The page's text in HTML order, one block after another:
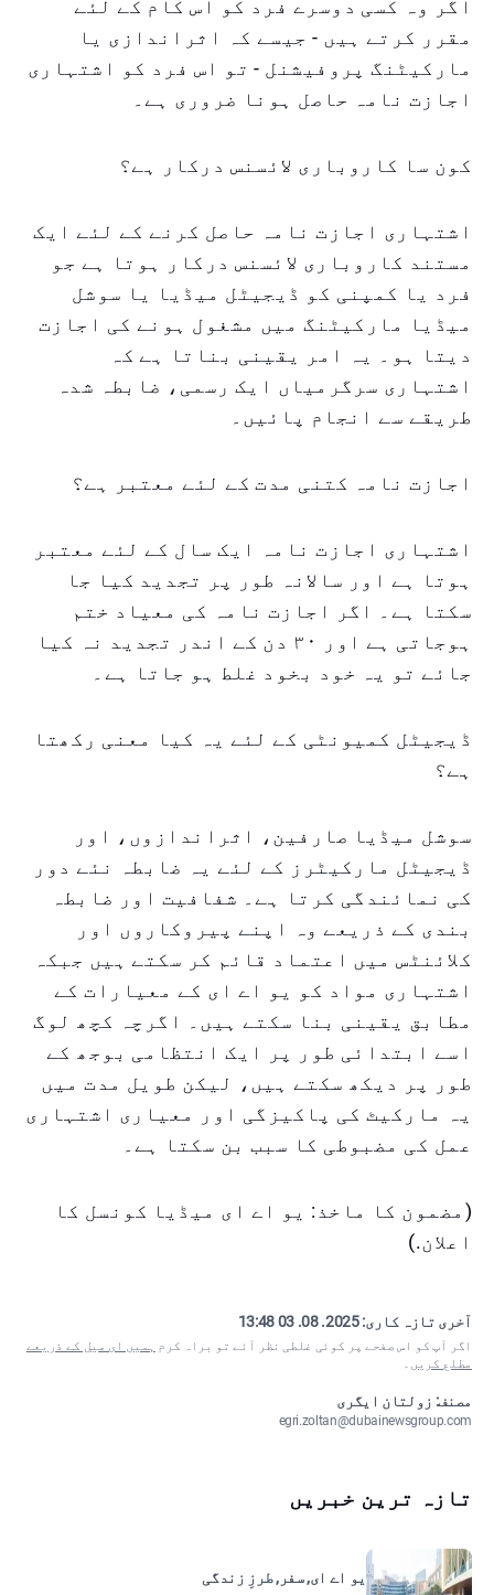
اگر وہ کسی دوسرے فرد کو اس کام کے لئے
مقرر کرتے ہیں - جیسے کہ اثراندازی یا
مارکیٹنگ پروفیشنل - تو اس فرد کو اشتہاری
اجازت نامہ حاصل ہونا ضروری ہے۔
کون سا کاروباری لائسنس درکار ہے؟
اشتہاری اجازت نامہ حاصل کرنے کے لئے ایک
مستند کاروباری لائسنس درکار ہوتا ہے جو
فرد یا کمپنی کو ڈیجیٹل میڈیا یا سوشل
میڈیا مارکیٹنگ میں مشغول ہونے کی اجازت
دیتا ہو۔ یہ امر یقینی بناتا ہے کہ
اشتہاری سرگرمیاں ایک رسمی، ضابطہ شدہ
طریقے سے انجام پائیں۔
اجازت نامہ کتنی مدت کے لئے معتبر ہے؟
اشتہاری اجازت نامہ ایک سال کے لئے معتبر
ہوتا ہے اور سالانہ طور پر تجدید کیا جا
سکتا ہے۔ اگر اجازت نامہ کی معیاد ختم
ہوجاتی ہے اور ۳۰ دن کے اندر تجدید نہ کیا
جائے تو یہ خود بخود غلط ہو جاتا ہے۔
ڈیجیٹل کمیونٹی کے لئے یہ کیا معنی رکھتا
ہے؟
سوشل میڈیا صارفین، اثراندازوں، اور
ڈیجیٹل مارکیٹرز کے لئے یہ ضابطہ نئے دور
کی نمائندگی کرتا ہے۔ شفافیت اور ضابطہ
بندی کے ذریعے وہ اپنے پیروکاروں اور
کلائنٹس میں اعتماد قائم کر سکتے ہیں جبکہ
اشتہاری مواد کو یو اے ای کے معیارات کے
مطابق یقینی بنا سکتے ہیں۔ اگرچہ کچھ لوگ
اسے ابتدائی طور پر ایک انتظامی بوجھ کے
طور پر دیکھ سکتے ہیں، لیکن طویل مدت میں
یہ مارکیٹ کی پاکیزگی اور معیاری اشتہاری
عمل کی مضبوطی کا سبب بن سکتا ہے۔
(مضمون کا ماخذ: یو اے ای میڈیا کونسل کا
اعلان.)
آخری تازہ کاری:2025. 08. 03 13:48
اگر آپ کو اس صفحے پر کوئی غلطی نظر آئے تو براہ کرم ہمیں ای میل کے ذریعے
مطلع کریں ۔
مصنف: زولتان ایگری
egri.zoltan@dubainewsgroup.com
تازہ ترین خبریں
یو اے ای, سفر, طرزِ زندگی